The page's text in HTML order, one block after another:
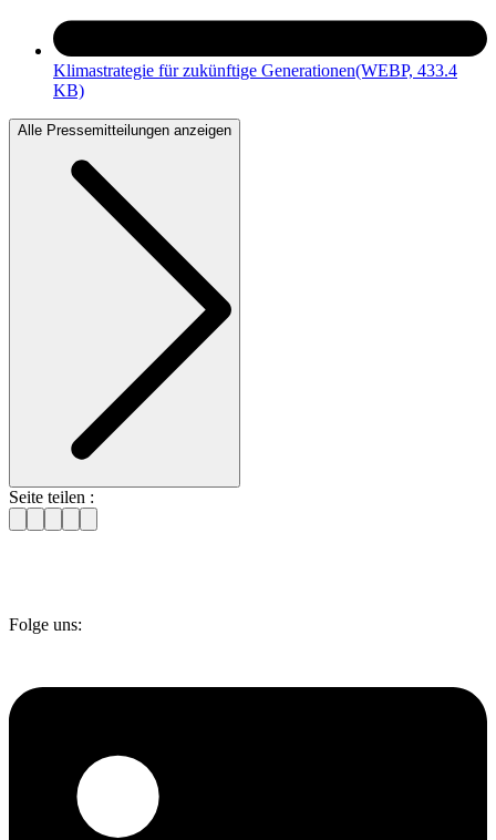
Klimastrategie für zukünftige Generationen(WEBP, 433.4
KB)
Alle Pressemitteilungen anzeigen
Seite teilen :
Folge uns: